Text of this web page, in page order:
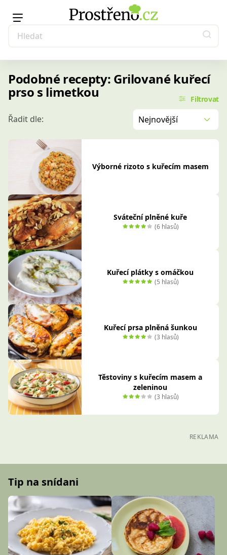
Podobné recepty: Grilované kuřecí
prso s limetkou Filtrovat
Řadit dle: Nejnovější
Výborné rizoto s kuřecím masem
Sváteční plněné kuře
(6 hlasů)
Kuřecí plátky s omáčkou
(5 hlasů)
Kuřecí prsa plněná šunkou
(3 hlasů)
Těstoviny s kuřecím masem a
zeleninou
(3 hlasů)
REKLAMA
Tip na snídani